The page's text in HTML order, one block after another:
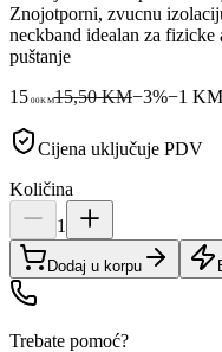
Znojotporni, zvucnu
neckband idealan za
puštanje
15 00KM15,50 KM−3%−1 KM
Cijena uključuje PDV
Količina
1
Dodaj u korpu
Trebate pomoć?